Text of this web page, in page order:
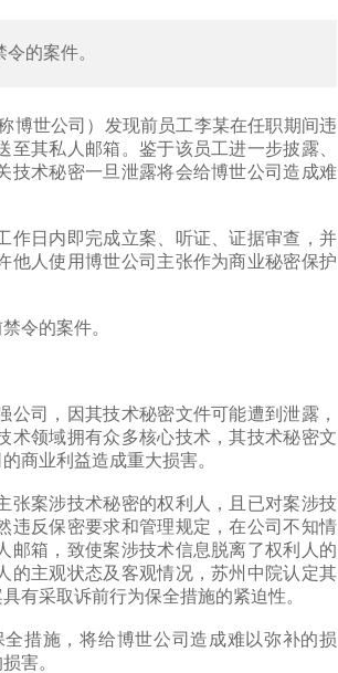
的案件。
世公司）发现前员工李某在任职期间违
其私人邮箱。鉴于该员工进一步披露、
技术秘密一旦泄露将会给博世公司造成难
日内即完成立案、听证、证据审查，并
他人使用博世公司主张作为商业秘密保护
令的案件。
司，因其技术秘密文件可能遭到泄露，
术领域拥有众多核心技术，其技术秘密文
商业利益造成重大损害。
案涉技术秘密的权利人，且已对案涉技
违反保密要求和管理规定，在公司不知情
邮箱，致使案涉技术信息脱离了权利人的
的主观状态及客观情况，苏州中院认定其
有采取诉前行为保全措施的紧迫性。
措施，将给博世公司造成难以弥补的损
害。